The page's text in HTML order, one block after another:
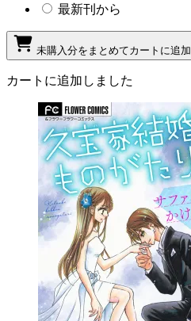
最新刊から
未購入分をまとめてカートに追加
カートに追加しました